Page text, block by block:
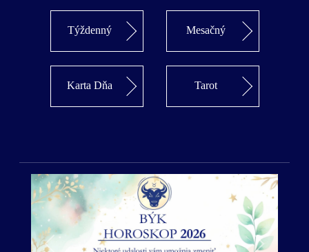
Týždenný Mesačný
Karta Dňa Tarot